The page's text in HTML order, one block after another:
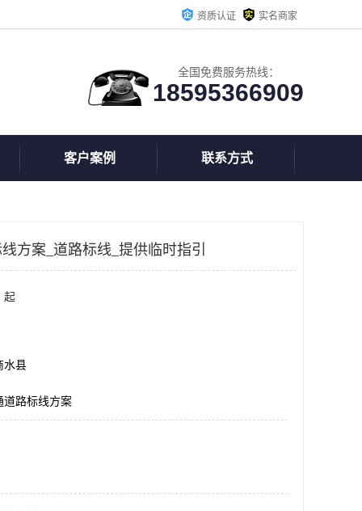
资质认证 实名商家
全国免费服务热线：
18595366909
客户案例 联系方式
方案_道路标线_提供临时指引
起
水县
道路标线方案